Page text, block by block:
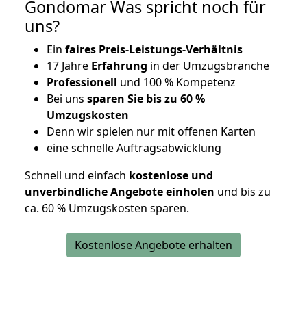
Gondomar Was spricht noch für
uns?
Ein faires Preis-Leistungs-Verhältnis
17 Jahre Erfahrung in der Umzugsbranche
Professionell und 100 % Kompetenz
Bei uns sparen Sie bis zu 60 %
Umzugskosten
Denn wir spielen nur mit offenen Karten
eine schnelle Auftragsabwicklung
Schnell und einfach kostenlose und
unverbindliche Angebote einholen und bis zu
ca. 60 % Umzugskosten sparen.
Kostenlose Angebote erhalten